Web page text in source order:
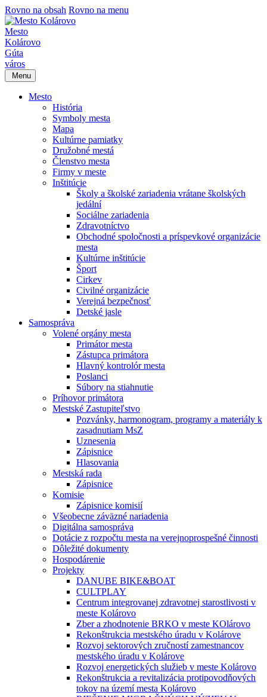
Rovno na obsah Rovno na menu
Mesto
Kolárovo
Gúta
város
Menu
Mesto
História
Symboly mesta
Mapa
Kultúrne pamiatky
Družobné mestá
Členstvo mesta
Firmy v meste
Inštitúcie
Školy a školské zariadenia vrátane školských
jedální
Sociálne zariadenia
Zdravotníctvo
Obchodné spoločnosti a príspevkové organizácie
mesta
Kultúrne inštitúcie
Šport
Cirkev
Civilné organizácie
Verejná bezpečnosť
Detské jasle
Samospráva
Volené orgány mesta
Primátor mesta
Zástupca primátora
Hlavný kontrolór mesta
Poslanci
Súbory na stiahnutie
Príhovor primátora
Mestské Zastupiteľstvo
Pozvánky, harmonogram, programy a materiály k
zasadnutiam MsZ
Uznesenia
Zápisnice
Hlasovania
Mestská rada
Zápisnice
Komisie
Zápisnice komisií
Všeobecne záväzné nariadenia
Digitálna samospráva
Dotácie z rozpočtu mesta na verejnoprospešné činnosti
Dôležité dokumenty
Hospodárenie
Projekty
DANUBE BIKE&BOAT
CULTPLAY
Centrum integrovanej zdravotnej starostlivosti v
meste Kolárovo
Zber a zhodnotenie BRKO v meste KOlárovo
Rekonštrukcia mestského úradu v Kolárove
Rozvoj sektorových zručností zamestnancov
mestského úradu v Kolárove
Rozvoj energetických služieb v meste Kolárovo
Rekonštrukcia a revitalizácia protipovodňových
tokov na území mesta Kolárovo